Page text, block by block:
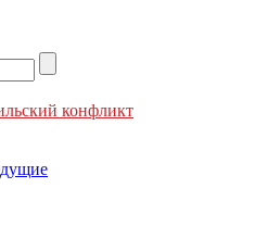
конфликт